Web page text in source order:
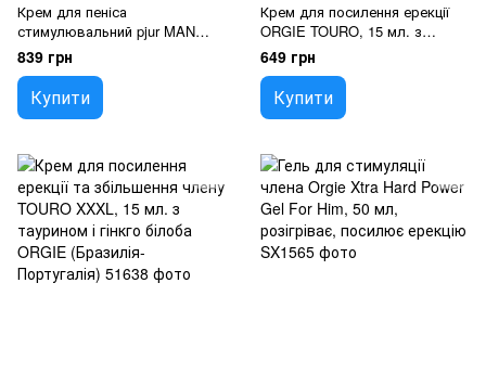
Крем для пеніса
стимулювальний pjur MAN
Xtend Cream 50 ml, з
екстрактом гінкго та
женьшеню
839 грн
Купити
Крем для посилення ерекції
ORGIE TOURO, 15 мл. з
таурином і гінкго білоба
649 грн
Купити